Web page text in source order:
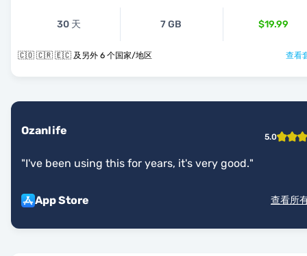
30 天 7 GB $19.99
🇨🇴 🇨🇷 🇪🇨 及另外 6 个国家/地区 查看
Ozanlife 5.0
"I've been using this for years, it's very good."
App Store 查看所